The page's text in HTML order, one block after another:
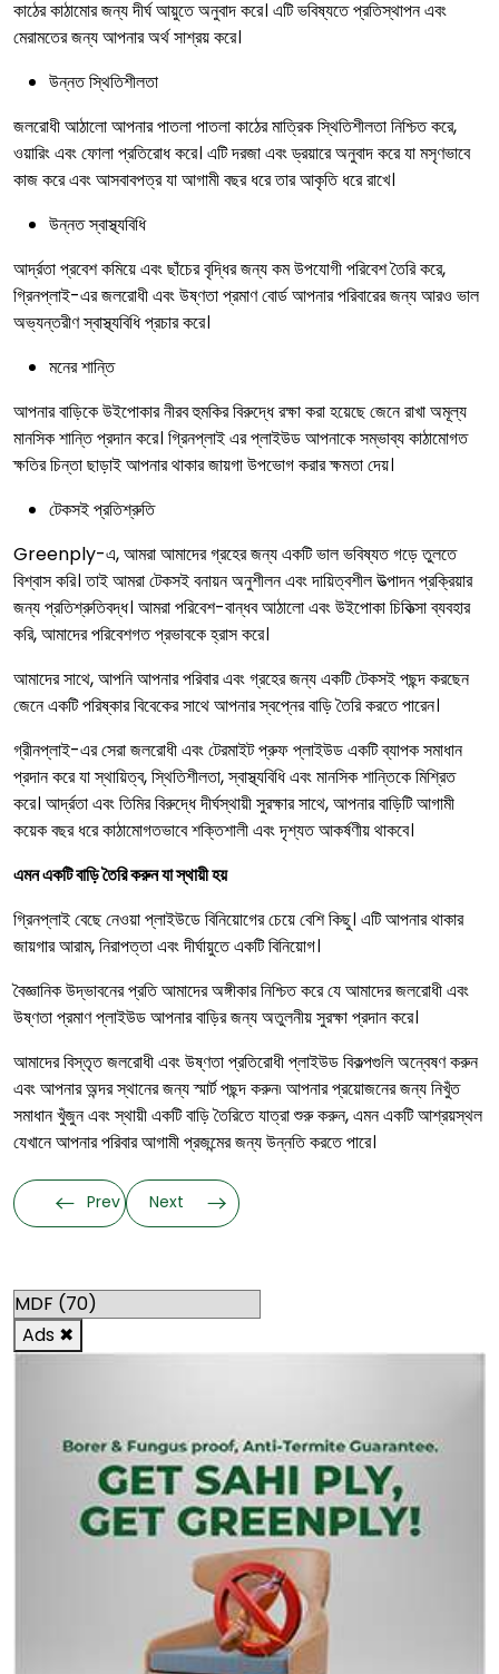
কাঠের কাঠামোর জন্য দীর্ঘ আয়ুতে অনুবাদ করে। এটি ভবিষ্যতে প্রতিস্থাপন এবং
মেরামতের জন্য আপনার অর্থ সাশ্রয় করে।
উন্নত স্থিতিশীলতা
জলরোধী আঠালো আপনার পাতলা পাতলা কাঠের মাত্রিক স্থিতিশীলতা নিশ্চিত করে,
ওয়ারিং এবং ফোলা প্রতিরোধ করে। এটি দরজা এবং ড্রয়ারে অনুবাদ করে যা মসৃণভাবে
কাজ করে এবং আসবাবপত্র যা আগামী বছর ধরে তার আকৃতি ধরে রাখে।
উন্নত স্বাস্থ্যবিধি
আর্দ্রতা প্রবেশ কমিয়ে এবং ছাঁচের বৃদ্ধির জন্য কম উপযোগী পরিবেশ তৈরি করে,
গ্রিনপ্লাই-এর জলরোধী এবং উষ্ণতা প্রমাণ বোর্ড আপনার পরিবারের জন্য আরও ভাল
অভ্যন্তরীণ স্বাস্থ্যবিধি প্রচার করে।
মনের শান্তি
আপনার বাড়িকে উইপোকার নীরব হুমকির বিরুদ্ধে রক্ষা করা হয়েছে জেনে রাখা অমূল্য
মানসিক শান্তি প্রদান করে। গ্রিনপ্লাই এর প্লাইউড আপনাকে সম্ভাব্য কাঠামোগত
ক্ষতির চিন্তা ছাড়াই আপনার থাকার জায়গা উপভোগ করার ক্ষমতা দেয়।
টেকসই প্রতিশ্রুতি
Greenply-এ, আমরা আমাদের গ্রহের জন্য একটি ভাল ভবিষ্যত গড়ে তুলতে
বিশ্বাস করি। তাই আমরা টেকসই বনায়ন অনুশীলন এবং দায়িত্বশীল উত্পাদন প্রক্রিয়ার
জন্য প্রতিশ্রুতিবদ্ধ। আমরা পরিবেশ-বান্ধব আঠালো এবং উইপোকা চিকিত্সা ব্যবহার
করি, আমাদের পরিবেশগত প্রভাবকে হ্রাস করে।
আমাদের সাথে, আপনি আপনার পরিবার এবং গ্রহের জন্য একটি টেকসই পছন্দ করছেন
জেনে একটি পরিষ্কার বিবেকের সাথে আপনার স্বপ্নের বাড়ি তৈরি করতে পারেন।
গ্রীনপ্লাই-এর সেরা জলরোধী এবং টেরমাইট প্রুফ প্লাইউড একটি ব্যাপক সমাধান
প্রদান করে যা স্থায়িত্ব, স্থিতিশীলতা, স্বাস্থ্যবিধি এবং মানসিক শান্তিকে মিশ্রিত
করে। আর্দ্রতা এবং তিমির বিরুদ্ধে দীর্ঘস্থায়ী সুরক্ষার সাথে, আপনার বাড়িটি আগামী
কয়েক বছর ধরে কাঠামোগতভাবে শক্তিশালী এবং দৃশ্যত আকর্ষণীয় থাকবে।
এমন একটি বাড়ি তৈরি করুন যা স্থায়ী হয়
গ্রিনপ্লাই বেছে নেওয়া প্লাইউডে বিনিয়োগের চেয়ে বেশি কিছু। এটি আপনার থাকার
জায়গার আরাম, নিরাপত্তা এবং দীর্ঘায়ুতে একটি বিনিয়োগ।
বৈজ্ঞানিক উদ্ভাবনের প্রতি আমাদের অঙ্গীকার নিশ্চিত করে যে আমাদের জলরোধী এবং
উষ্ণতা প্রমাণ প্লাইউড আপনার বাড়ির জন্য অতুলনীয় সুরক্ষা প্রদান করে।
আমাদের বিস্তৃত জলরোধী এবং উষ্ণতা প্রতিরোধী প্লাইউড বিকল্পগুলি অন্বেষণ করুন
এবং আপনার অন্দর স্থানের জন্য স্মার্ট পছন্দ করুন৷ আপনার প্রয়োজনের জন্য নিখুঁত
সমাধান খুঁজুন এবং স্থায়ী একটি বাড়ি তৈরিতে যাত্রা শুরু করুন, এমন একটি আশ্রয়স্থল
যেখানে আপনার পরিবার আগামী প্রজন্মের জন্য উন্নতি করতে পারে।
Prev Next
Ads ✖